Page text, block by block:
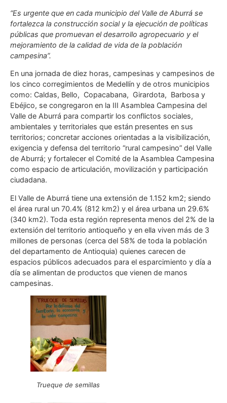
“Es urgente que en cada municipio del Valle de Aburrá se
fortalezca la construcción social y la ejecución de políticas
públicas que promuevan el desarrollo agropecuario y el
mejoramiento de la calidad de vida de la población
campesina”.
En una jornada de diez horas, campesinas y campesinos de
los cinco corregimientos de Medellín y de otros municipios
como: Caldas, Bello, Copacabana, Girardota, Barbosa y
Ebéjico, se congregaron en la III Asamblea Campesina del
Valle de Aburrá para compartir los conflictos sociales,
ambientales y territoriales que están presentes en sus
territorios; concretar acciones orientadas a la visibilización,
exigencia y defensa del territorio “rural campesino” del Valle
de Aburrá; y fortalecer el Comité de la Asamblea Campesina
como espacio de articulación, movilización y participación
ciudadana.
El Valle de Aburrá tiene una extensión de 1.152 km2; siendo
el área rural un 70.4% (812 km2) y el área urbana un 29.6%
(340 km2). Toda esta región representa menos del 2% de la
extensión del territorio antioqueño y en ella viven más de 3
millones de personas (cerca del 58% de toda la población
del departamento de Antioquia) quienes carecen de
espacios públicos adecuados para el esparcimiento y día a
día se alimentan de productos que vienen de manos
campesinas.
Trueque de semillas